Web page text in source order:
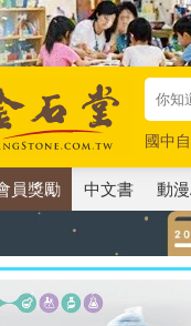
國中
唯紅
員獎勵 中文書 動